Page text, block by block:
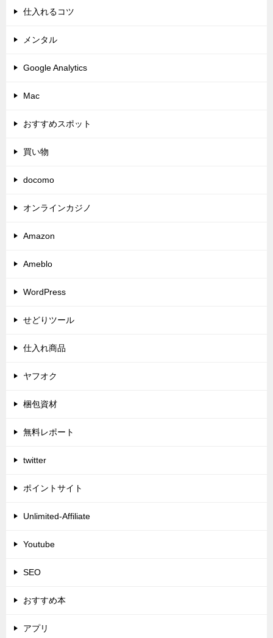
仕入れるコツ
メンタル
Google Analytics
Mac
おすすめスポット
買い物
docomo
オンラインカジノ
Amazon
Ameblo
WordPress
せどりツール
仕入れ商品
ヤフオク
梱包資材
無料レポート
twitter
ポイントサイト
Unlimited-Affiliate
Youtube
SEO
おすすめ本
アプリ